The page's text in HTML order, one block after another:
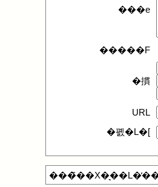
���e
�����F
�摜
URL
�폜�L�[